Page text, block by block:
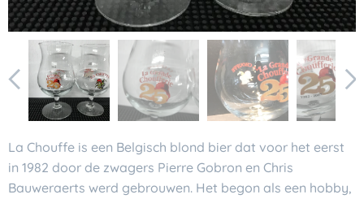
La Chouffe is een Belgisch blond bier dat voor het eerst
in 1982 door de zwagers Pierre Gobron en Chris
Bauweraerts werd gebrouwen. Het begon als een hobby,